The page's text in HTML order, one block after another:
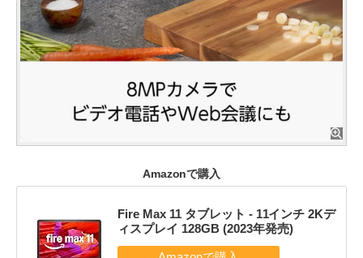
Amazonで購入
Fire Max 11 タブレット - 11インチ 2Kデ
ィスプレイ 128GB (2023年発売)